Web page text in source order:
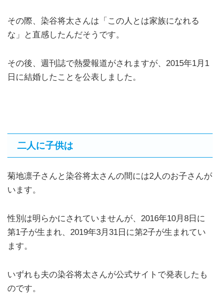
その際、染谷将太さんは「この人とは家族になれる
な」と直感したんだそうです。
その後、週刊誌で熱愛報道がされますが、2015年1月1
日に結婚したことを公表しました。
二人に子供は
菊地凛子さんと染谷将太さんの間には2人のお子さんが
います。
性別は明らかにされていませんが、2016年10月8日に
第1子が生まれ、2019年3月31日に第2子が生まれてい
ます。
いずれも夫の染谷将太さんが公式サイトで発表したも
のです。